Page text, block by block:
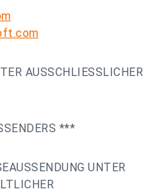
AUSSCHLIESSLICHER
***
UNTER